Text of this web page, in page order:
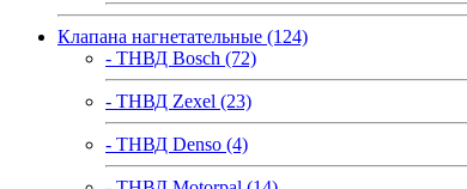
Клапана нагнетательные (124)
- ТНВД Bosch (72)
- ТНВД Zexel (23)
- ТНВД Denso (4)